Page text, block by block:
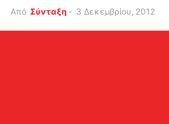
Από Σύνταξη - 3 Δεκεμβρίου, 2012